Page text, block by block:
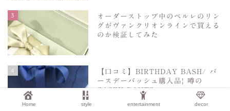
3
オーダーストップ中のペルレのリン
グがヴァンクリオンラインで買える
のか検証してみた
4
【口コミ】BIRTHDAY BASH/ バ
ースデーバッシュ購入品| 噂の
CASEY PANTS
Home style entertainment decor